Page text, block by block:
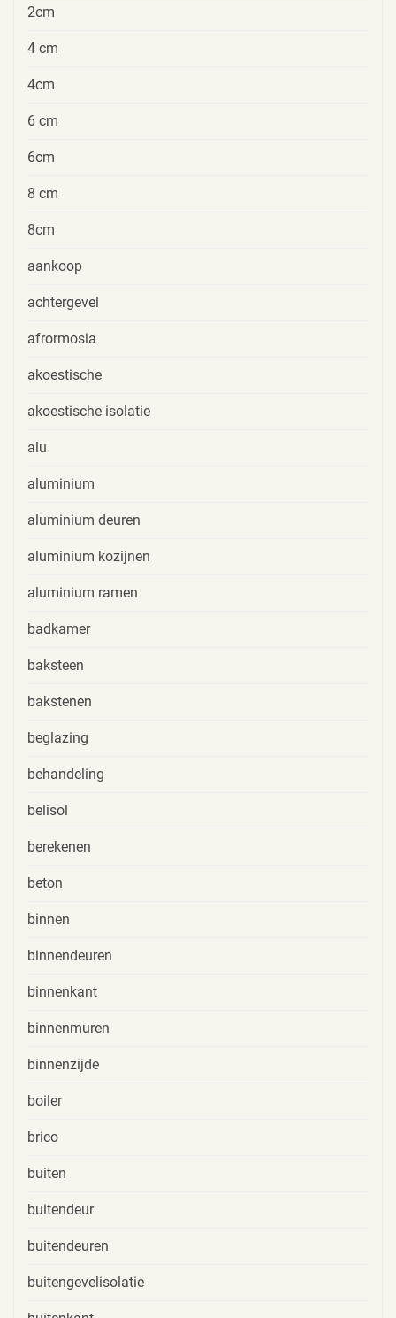
2cm
4 cm
4cm
6 cm
6cm
8 cm
8cm
aankoop
achtergevel
afrormosia
akoestische
akoestische isolatie
alu
aluminium
aluminium deuren
aluminium kozijnen
aluminium ramen
badkamer
baksteen
bakstenen
beglazing
behandeling
belisol
berekenen
beton
binnen
binnendeuren
binnenkant
binnenmuren
binnenzijde
boiler
brico
buiten
buitendeur
buitendeuren
buitengevelisolatie